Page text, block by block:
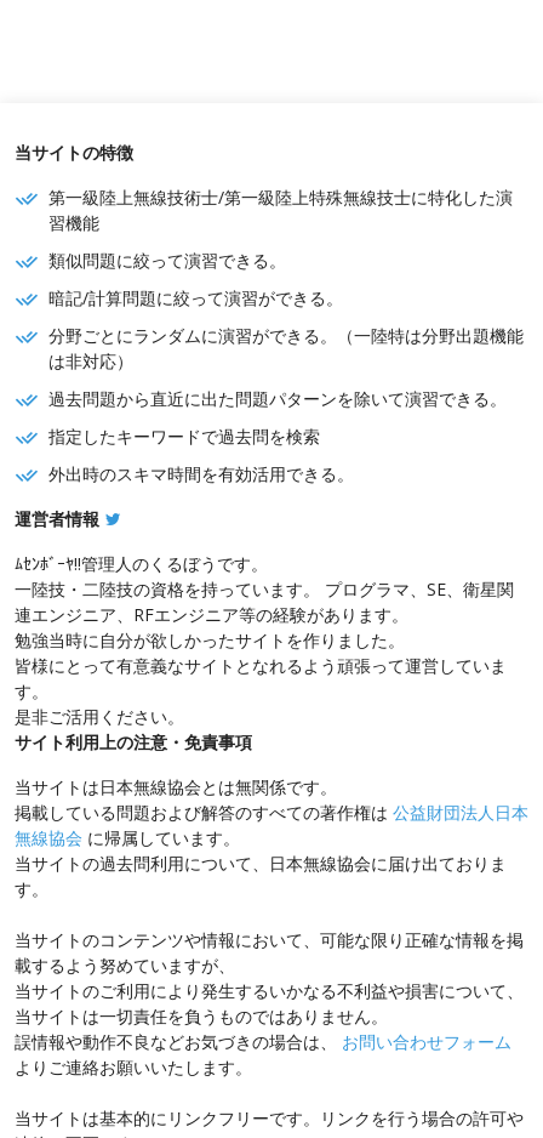
当サイトの特徴
第一級陸上無線技術士/第一級陸上特殊無線技士に特化した演
習機能
類似問題に絞って演習できる。
暗記/計算問題に絞って演習ができる。
分野ごとにランダムに演習ができる。（一陸特は分野出題機能
は非対応）
過去問題から直近に出た問題パターンを除いて演習できる。
指定したキーワードで過去問を検索
外出時のスキマ時間を有効活用できる。
運営者情報
ﾑｾﾝﾎﾞｰﾔ!!管理人のくるぼうです。
一陸技・二陸技の資格を持っています。 プログラマ、SE、衛星関
連エンジニア、RFエンジニア等の経験があります。
勉強当時に自分が欲しかったサイトを作りました。
皆様にとって有意義なサイトとなれるよう頑張って運営していま
す。
是非ご活用ください。
サイト利用上の注意・免責事項
当サイトは日本無線協会とは無関係です。
掲載している問題および解答のすべての著作権は 公益財団法人日本
無線協会 に帰属しています。
当サイトの過去問利用について、日本無線協会に届け出ておりま
す。
当サイトのコンテンツや情報において、可能な限り正確な情報を掲
載するよう努めていますが、
当サイトのご利用により発生するいかなる不利益や損害について、
当サイトは一切責任を負うものではありません。
誤情報や動作不良などお気づきの場合は、 お問い合わせフォーム
よりご連絡お願いいたします。
当サイトは基本的にリンクフリーです。リンクを行う場合の許可や